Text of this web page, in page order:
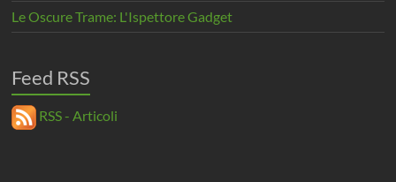
Le Oscure Trame: L'Ispettore Gadget
Feed RSS
RSS - Articoli